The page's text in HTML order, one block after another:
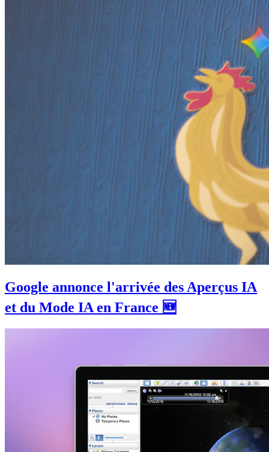
Google annonce l'arrivée des Aperçus IA
et du Mode IA en France 🆕